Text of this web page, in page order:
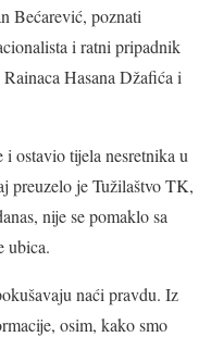
Bećarević, poznati
i ratni pripadnik
Hasana Džafića i
ostavio tijela nesretnika u
preuzelo je Tužilaštvo TK,
nije se pomaklo sa
ubica.
naći pravdu. Iz
osim, kako smo